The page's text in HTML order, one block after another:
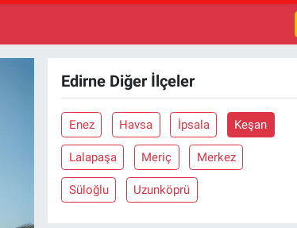
Edirne Diğer İlçeler
Enez Havsa İpsala Keşan
Lalapaşa Meriç Merkez
Süloğlu Uzunköprü